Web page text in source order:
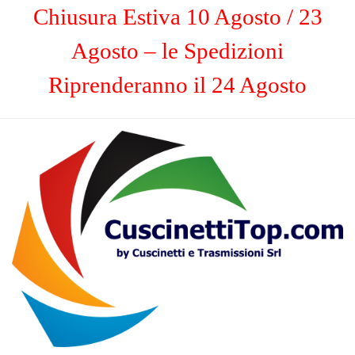
Chiusura Estiva 10 Agosto / 23
Agosto – le Spedizioni
Riprenderanno il 24 Agosto